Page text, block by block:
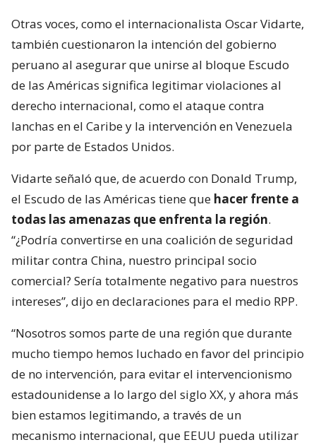
Otras voces, como el internacionalista Oscar Vidarte,
también cuestionaron la intención del gobierno
peruano al asegurar que unirse al bloque Escudo
de las Américas significa legitimar violaciones al
derecho internacional, como el ataque contra
lanchas en el Caribe y la intervención en Venezuela
por parte de Estados Unidos.
Vidarte señaló que, de acuerdo con Donald Trump,
el Escudo de las Américas tiene que hacer frente a
todas las amenazas que enfrenta la región.
“¿Podría convertirse en una coalición de seguridad
militar contra China, nuestro principal socio
comercial? Sería totalmente negativo para nuestros
intereses”, dijo en declaraciones para el medio RPP.
“Nosotros somos parte de una región que durante
mucho tiempo hemos luchado en favor del principio
de no intervención, para evitar el intervencionismo
estadounidense a lo largo del siglo XX, y ahora más
bien estamos legitimando, a través de un
mecanismo internacional, que EEUU pueda utilizar